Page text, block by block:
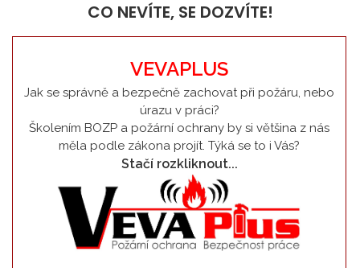
CO NEVÍTE, SE DOZVÍTE!
VEVAPLUS
Jak se správně a bezpečně zachovat při požáru, nebo
úrazu v práci?
Školením BOZP a požární ochrany by si většina z nás
měla podle zákona projít. Týká se to i Vás?
Stačí rozkliknout...